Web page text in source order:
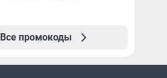
Все промокоды